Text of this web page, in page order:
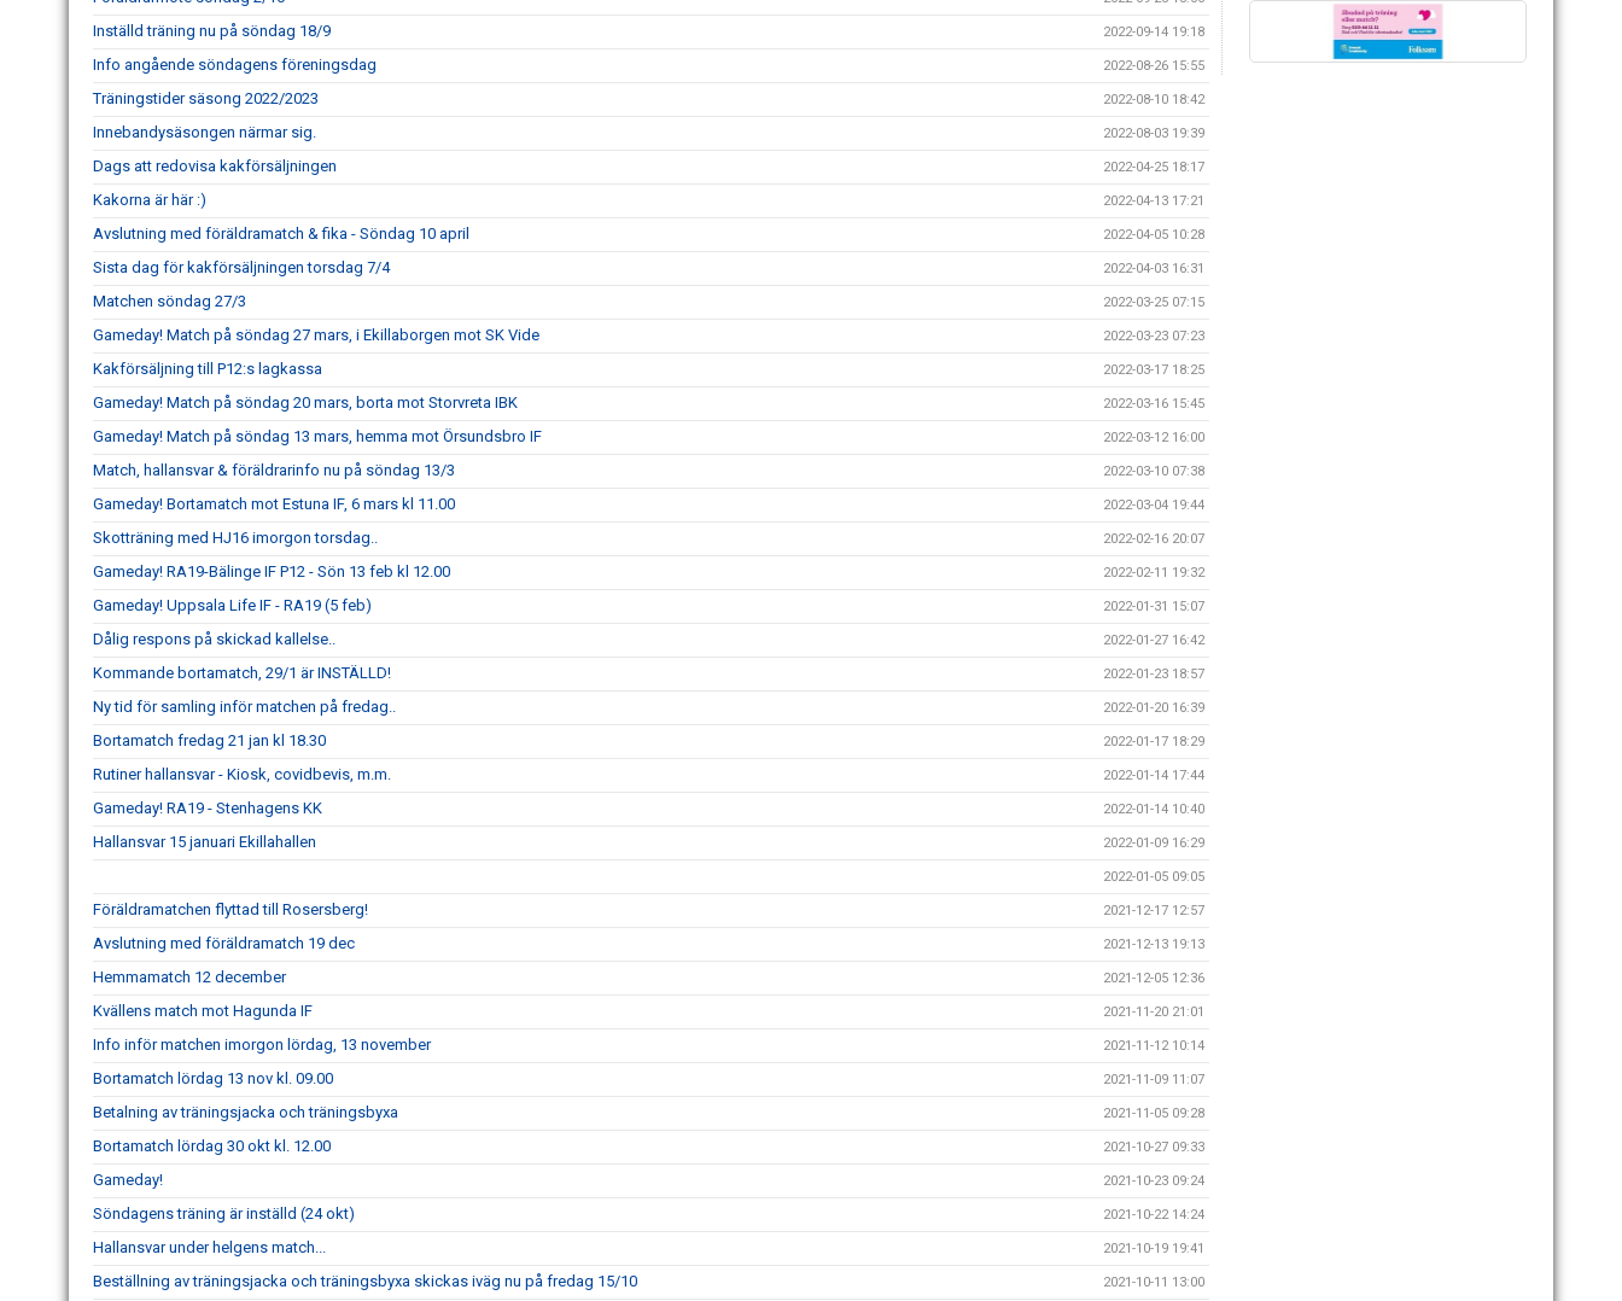
Inställd träning nu på söndag 18/9 2022-09-14 19:18
Info angående söndagens föreningsdag 2022-08-26 15:55
Träningstider säsong 2022/2023 2022-08-10 18:42
Innebandysäsongen närmar sig. 2022-08-03 19:39
Dags att redovisa kakförsäljningen 2022-04-25 18:17
Kakorna är här :) 2022-04-13 17:21
Avslutning med föräldramatch & fika - Söndag 10 april 2022-04-05 10:28
Sista dag för kakförsäljningen torsdag 7/4 2022-04-03 16:31
Matchen söndag 27/3 2022-03-25 07:15
Gameday! Match på söndag 27 mars, i Ekillaborgen mot SK Vide 2022-03-23 07:23
Kakförsäljning till P12:s lagkassa 2022-03-17 18:25
Gameday! Match på söndag 20 mars, borta mot Storvreta IBK 2022-03-16 15:45
Gameday! Match på söndag 13 mars, hemma mot Örsundsbro IF 2022-03-12 16:00
Match, hallansvar & föräldrarinfo nu på söndag 13/3 2022-03-10 07:38
Gameday! Bortamatch mot Estuna IF, 6 mars kl 11.00 2022-03-04 19:44
Skotträning med HJ16 imorgon torsdag.. 2022-02-16 20:07
Gameday! RA19-Bälinge IF P12 - Sön 13 feb kl 12.00 2022-02-11 19:32
Gameday! Uppsala Life IF - RA19 (5 feb) 2022-01-31 15:07
Dålig respons på skickad kallelse.. 2022-01-27 16:42
Kommande bortamatch, 29/1 är INSTÄLLD! 2022-01-23 18:57
Ny tid för samling inför matchen på fredag.. 2022-01-20 16:39
Bortamatch fredag 21 jan kl 18.30 2022-01-17 18:29
Rutiner hallansvar - Kiosk, covidbevis, m.m. 2022-01-14 17:44
Gameday! RA19 - Stenhagens KK 2022-01-14 10:40
Hallansvar 15 januari Ekillahallen 2022-01-09 16:29
2022-01-05 09:05
Föräldramatchen flyttad till Rosersberg! 2021-12-17 12:57
Avslutning med föräldramatch 19 dec 2021-12-13 19:13
Hemmamatch 12 december 2021-12-05 12:36
Kvällens match mot Hagunda IF 2021-11-20 21:01
Info inför matchen imorgon lördag, 13 november 2021-11-12 10:14
Bortamatch lördag 13 nov kl. 09.00 2021-11-09 11:07
Betalning av träningsjacka och träningsbyxa 2021-11-05 09:28
Bortamatch lördag 30 okt kl. 12.00 2021-10-27 09:33
Gameday! 2021-10-23 09:24
Söndagens träning är inställd (24 okt) 2021-10-22 14:24
Hallansvar under helgens match... 2021-10-19 19:41
Beställning av träningsjacka och träningsbyxa skickas iväg nu på fredag 15/10 2021-10-11 13:00